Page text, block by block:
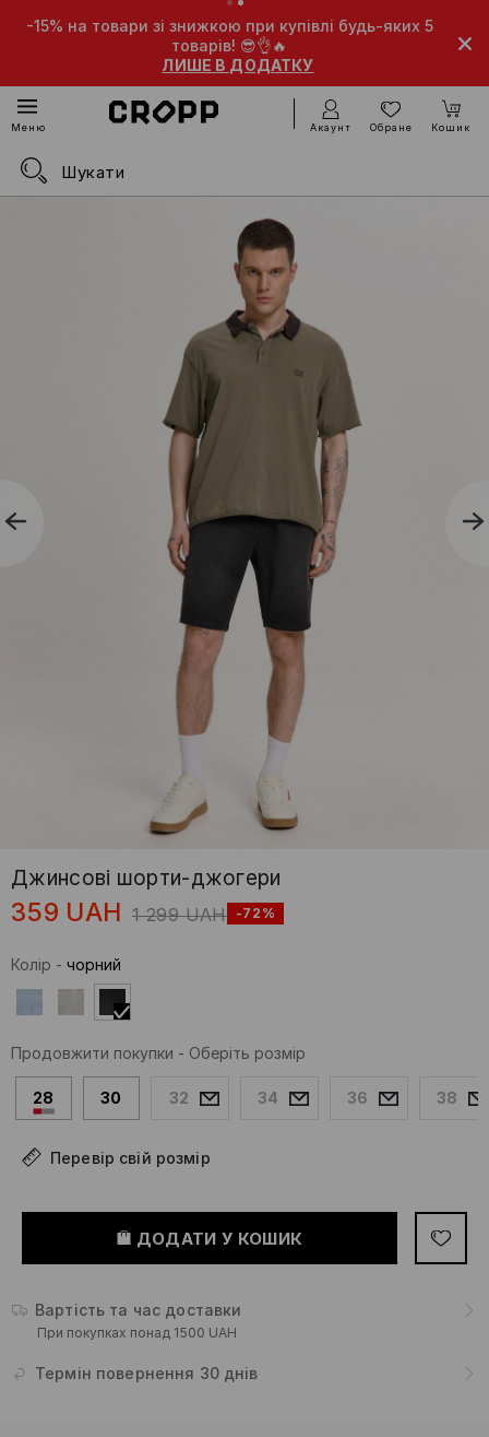
-15% на товари зі знижкою при купівлі будь-яких 5
товарів! 😎👌🔥
ЛИШЕ В ДОДАТКУ
Меню Акаунт Обране Кошик
Джинсові шорти-джогери
359 UAH 1 299 UAH -72%
Колір - чорний
Продовжити покупки - Оберіть розмір
28 30 32 34 36 38
Перевір свій розмір
ДОДАТИ У КОШИК
Вартість та час доставки
При покупках понад 1500 UAH
Термін повернення 30 днів